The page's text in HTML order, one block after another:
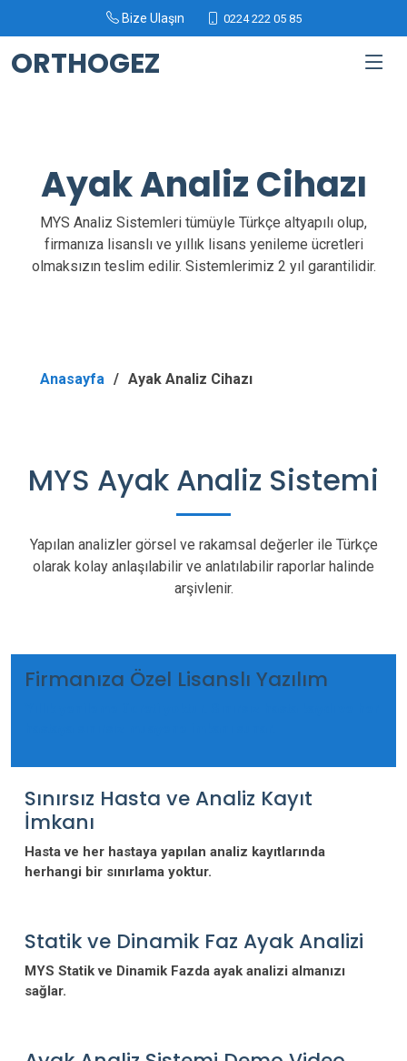
Bize Ulaşın 0224 222 05 85
ORTHOGEZ
Ayak Analiz Cihazı
MYS Analiz Sistemleri tümüyle Türkçe altyapılı olup,
firmanıza lisanslı ve yıllık lisans yenileme ücretleri
olmaksızın teslim edilir. Sistemlerimiz 2 yıl garantilidir.
Anasayfa Ayak Analiz Cihazı
MYS Ayak Analiz Sistemi
Yapılan analizler görsel ve rakamsal değerler ile Türkçe
olarak kolay anlaşılabilir ve anlatılabilir raporlar halinde
arşivlenir.
Firmanıza Özel Lisanslı Yazılım
Sınırsız Hasta ve Analiz Kayıt
İmkanı
Hasta ve her hastaya yapılan analiz kayıtlarında
herhangi bir sınırlama yoktur.
Statik ve Dinamik Faz Ayak Analizi
MYS Statik ve Dinamik Fazda ayak analizi almanızı
sağlar.